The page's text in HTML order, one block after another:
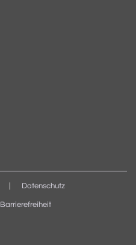
Datenschutz
Barrierefreiheit